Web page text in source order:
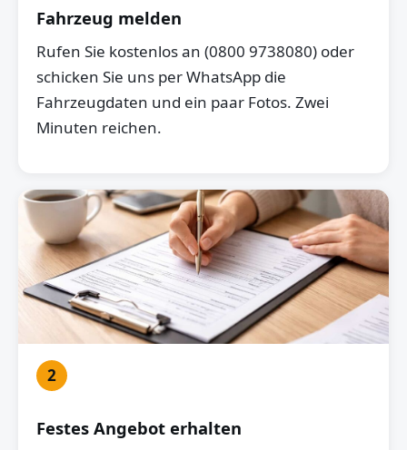
Fahrzeug melden
Rufen Sie kostenlos an (0800 9738080) oder
schicken Sie uns per WhatsApp die
Fahrzeugdaten und ein paar Fotos. Zwei
Minuten reichen.
2
Festes Angebot erhalten